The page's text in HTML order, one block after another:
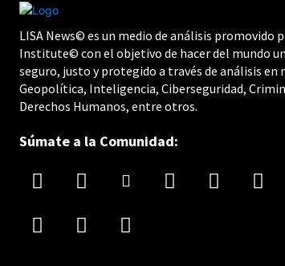
LISA News© es un medio de análisis promovido
Institute© con el objetivo de hacer del mundo
seguro, justo y protegido a través de análisis en
Geopolítica, Inteligencia, Ciberseguridad,
Derechos Humanos, entre otros.
Súmate a la Comunidad: